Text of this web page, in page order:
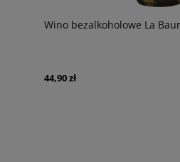
Wino bezalkoholowe La
44,90 zł